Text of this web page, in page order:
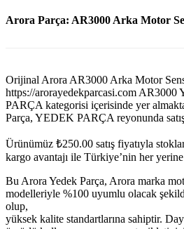
Arora Parça: AR3000 Arka Motor
Orijinal Arora AR3000 Arka Motor
https://arorayedekparcasi.com AR3000
PARÇA kategorisi içerisinde yer
Parça, YEDEK PARÇA reyonunda
Ürünümüz ₺250.00 satış fiyatıyla
kargo avantajı ile Türkiye’nin her
Bu Arora Yedek Parça, Arora marka
modelleriyle %100 uyumlu olacak
olup,
yüksek kalite standartlarına sahiptir.